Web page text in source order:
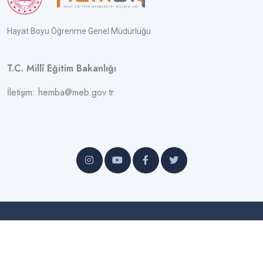
Hayat Boyu Öğrenme Genel Müdürlüğü
T.C. Millî Eğitim Bakanlığı
İletişim: hemba@meb.gov.tr